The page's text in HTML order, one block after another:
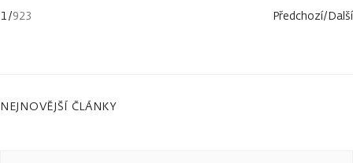
1/923 Předchozí/Další
NEJNOVĚJŠÍ ČLÁNKY